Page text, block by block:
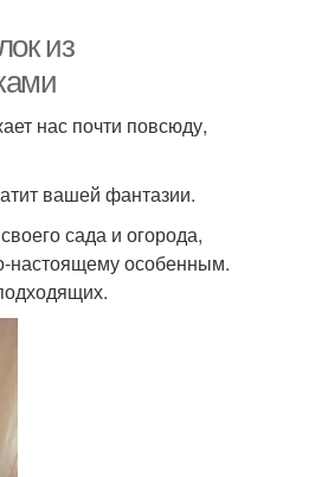
из
нас почти повсюду,
вашей фантазии.
сада и огорода,
настоящему особенным.